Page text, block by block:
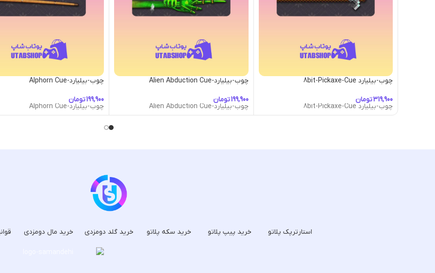
چوب-بیلیارد 8bit-Pickaxe-Cue
تومان
چوب-بیلیارد 8bit-Pickaxe-Cue
چوب-بیلیارد-Alien Abduction Cue
تومان
چوب-بیلیارد-Alien Abduction Cue
چوب-بیلیارد-Alphorn Cue
تومان
چوب-بیلیارد-Alphorn Cue
استارترپک پلاتو خرید پیپ پلاتو خرید سکه پلاتو خرید گلد دومزدی خرید مال دومزدی